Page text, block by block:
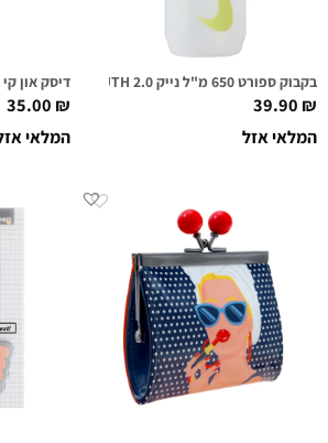
בקבוק ספורט 650 מ"ל נייק NIKE BIG MOUTH 2.0 שקוף/ירוק
39.90₪
המלאי אזל
דיסק און קי THUMB 32GB
35.00₪
המלאי אזל